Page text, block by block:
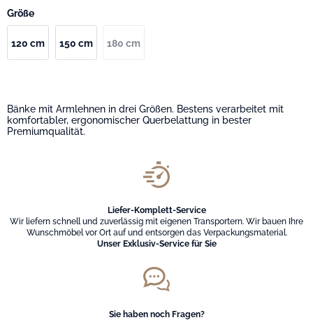
Größe
120 cm 150 cm 180 cm
Bänke mit Armlehnen in drei Größen. Bestens verarbeitet mit
komfortabler, ergonomischer Querbelattung in bester
Premiumqualität.
Liefer-Komplett-Service
Wir liefern schnell und zuverlässig mit eigenen Transportern. Wir bauen Ihre
Wunschmöbel vor Ort auf und entsorgen das Verpackungsmaterial.
Unser Exklusiv-Service für Sie
Sie haben noch Fragen?